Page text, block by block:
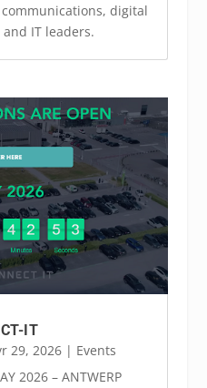
digital
IT leaders.
IT
29, 2026| Events
2026 – ANTWERP